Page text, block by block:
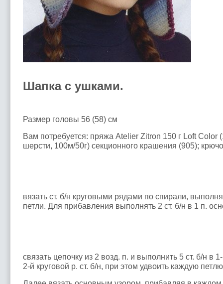
Шапка с ушками.
Размер головы 56 (58) см
Вам потребуется: пряжа Atelier Zitron 150 г Loft Color
шерсти, 100м/50г) секционного крашения (905);
вязать ст. б/н круговыми рядами по спирали,
петли. Для прибавления выполнять 2 ст. б/н в 1 п.
связать цепочку из 2 возд. п. и выполнить 5 ст. б/н в
2-й круговой р. ст. б/н, при этом удвоить каждую